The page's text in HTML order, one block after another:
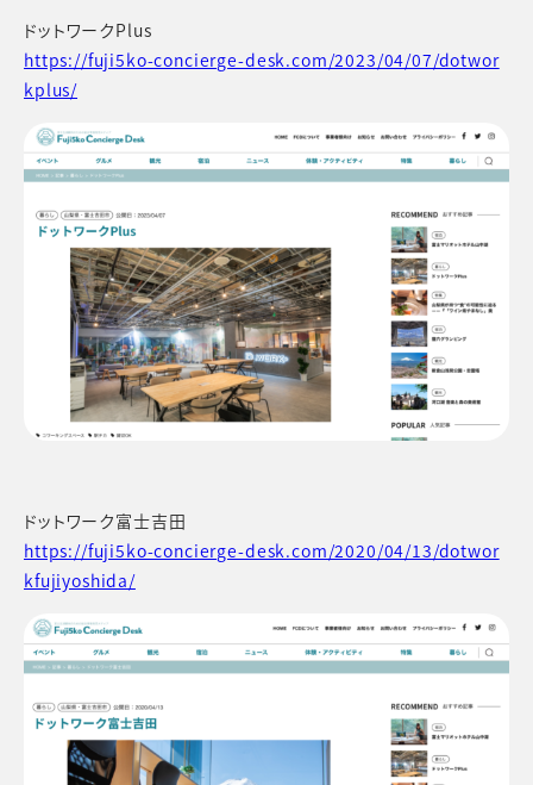
ドットワークPlus
https://fuji5ko-concierge-desk.com/2023/04/07/dotwor
kplus/
ドットワーク富士吉田
https://fuji5ko-concierge-desk.com/2020/04/13/dotwor
kfujiyoshida/